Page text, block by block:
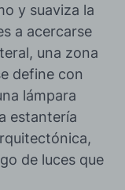
y suaviza la
a acercarse
una zona
define con
lámpara
estantería
de luces que